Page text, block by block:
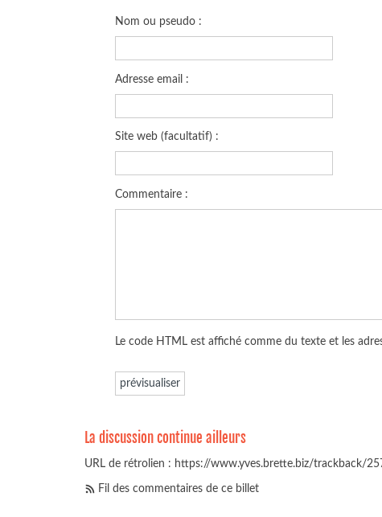
Nom ou pseudo :
Adresse email :
Site web (facultatif) :
Commentaire :
Le code HTML est affiché comme du texte et les
La discussion continue ailleurs
URL de rétrolien : https://www.yves.brette.biz/trackback/
Fil des commentaires de ce billet